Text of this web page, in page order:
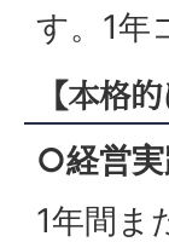
す。1年
【本格
○経営実
1年間ま